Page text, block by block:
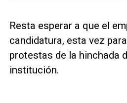
Resta esperar a que el
candidatura, esta vez
protestas de la hinchada
institución.